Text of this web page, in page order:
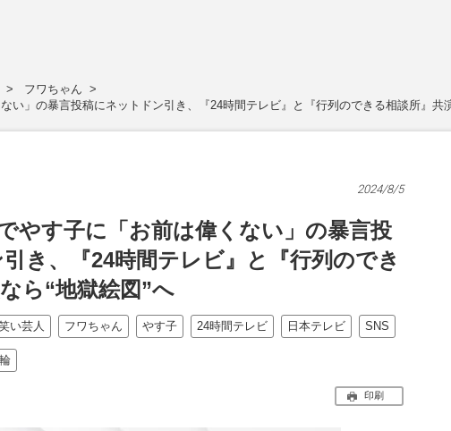
フワちゃん
い」の暴言投稿にネットドン引き、『24時間テレビ』と『行列のできる相談所』共
2024/8/5
やす子に「お前は偉くない」の暴言投
き、『24時間テレビ』と『行列のでき
ら“地獄絵図”へ
い芸人 フワちゃん やす子 24時間テレビ 日本テレビ SNS
印刷